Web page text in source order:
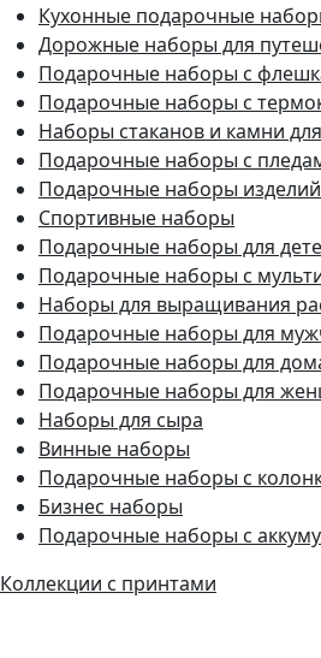
Кухонные подарочные
Дорожные наборы для
Подарочные наборы с
Подарочные наборы с
Наборы стаканов и камни
Подарочные наборы с
Подарочные наборы
Спортивные наборы
Подарочные наборы для
Подарочные наборы с
Наборы для выращивания
Подарочные наборы для
Подарочные наборы для
Подарочные наборы для
Наборы для сыра
Винные наборы
Подарочные наборы с
Бизнес наборы
Подарочные наборы с
Коллекции с принтами